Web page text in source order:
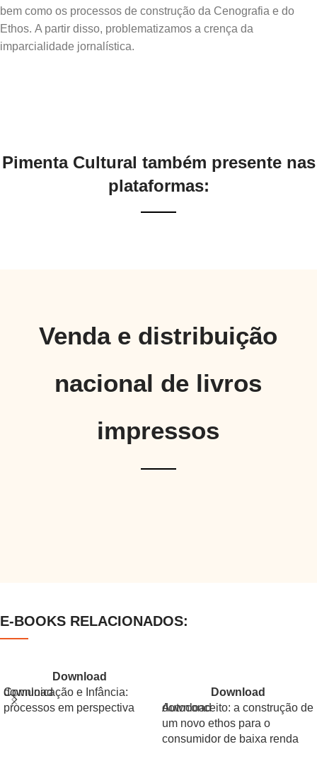
bem como os processos de construção da Cenografia e do
Ethos. A partir disso, problematizamos a crença da
Pimenta Cultural também presente nas
plataformas:
Venda e distribuição
nacional de livros
impressos
E-BOOKS RELACIONADOS:
Download
​Comunicação e Infância:
processos em perspectiva
Download
Autoconceito: a construção de
um novo ethos para o
consumidor de baixa renda